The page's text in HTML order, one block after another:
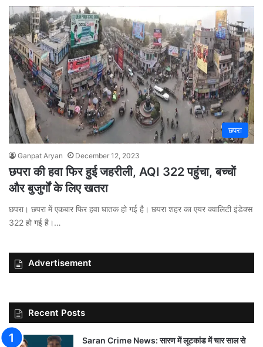
छपरा
Ganpat Aryan December 12, 2023
छपरा की हवा फिर हुई जहरीली, AQI 322 पहुंचा, बच्चों
और बुजुर्गों के लिए खतरा
छपरा। छपरा में एकबार फिर हवा घातक हो गई है। छपरा शहर का एयर क्वालिटी इंडेक्स
322 हो गई है।…
Advertisement
Recent Posts
Saran Crime News: सारण में लूटकांड में चार साल से